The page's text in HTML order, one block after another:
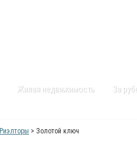
Жилая недвижимость За
Риэлторы > Золотой ключ